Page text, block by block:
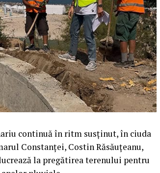
continuă în ritm susținut, în ciuda
Constanței, Costin Răsăuțeanu,
la pregătirea terenului pentru